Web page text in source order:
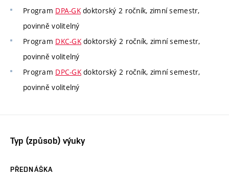
Program DPA-GKdoktorský 2 ročník, zimní semestr,
povinně volitelný
Program DKC-GKdoktorský 2 ročník, zimní semestr,
povinně volitelný
Program DPC-GKdoktorský 2 ročník, zimní semestr,
povinně volitelný
Typ (způsob) výuky
PŘEDNÁŠKA